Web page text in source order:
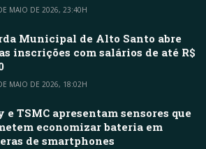
MAIO DE 2026, 23:40H
Municipal de Alto Santo abre
inscrições com salários de até R$
MAIO DE 2026, 18:02H
e TSMC apresentam sensores que
economizar bateria em
de smartphones